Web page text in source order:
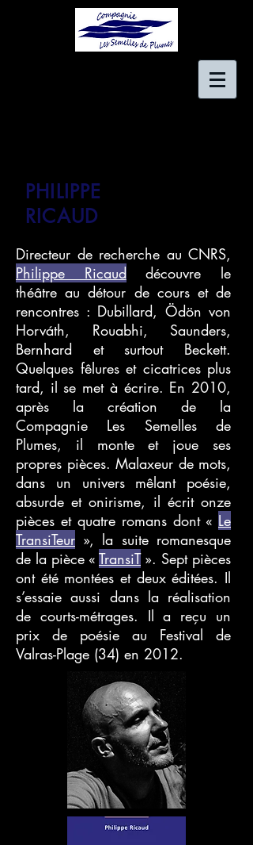
PHILIPPE
RICAUD
Directeur de recherche au CNRS,
Philippe Ricaud découvre le
théâtre au détour de cours et de
rencontres : Dubillard, Ödön von
Horváth, Rouabhi, Saunders,
Bernhard et surtout Beckett.
Quelques fêlures et cicatrices plus
tard, il se met à écrire. En 2010,
après la création de la
Compagnie Les Semelles de
Plumes, il monte et joue ses
propres pièces. Malaxeur de mots,
dans un univers mêlant poésie,
absurde et onirisme, il écrit onze
pièces et quatre romans dont « Le
TransiTeur », la suite romanesque
de la pièce « TransiT». Sept pièces
ont été montées et deux éditées. Il
s’essaie aussi dans la réalisation
de courts-métrages. Il a reçu un
prix de poésie au Festival de
Valras-Plage (34) en 2012.